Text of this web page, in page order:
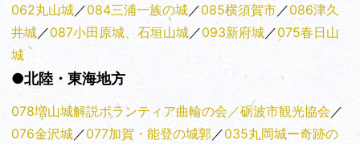
062丸山城／084三浦一族の城／085横須賀市／086津久
井城／087小田原城、石垣山城／093新府城／075春日山
城
●北陸・東海地方
078増山城解説ボランティア曲輪の会／砺波市観光協会 ／
076金沢城／077加賀・能登の城郭 ／035丸岡城ー奇跡の